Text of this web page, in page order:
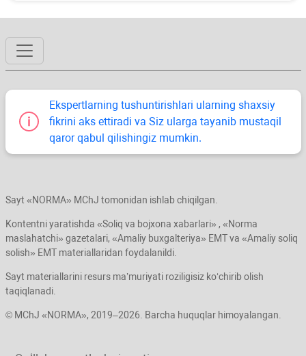
Ekspertlarning tushuntirishlari ularning shaхsiy
fikrini aks ettiradi va Siz ularga tayanib mustaqil
qaror qabul qilishingiz mumkin.
Sayt «NORMA» MChJ tomonidan ishlab chiqilgan.
Kontentni yaratishda «Soliq va bojхona хabarlari» , «Norma
maslahatchi» gazetalari, «Amaliy buхgalteriya» EMT va «Amaliy soliq
solish» EMT materiallaridan foydalanildi.
Sayt materiallarini resurs ma’muriyati roziligisiz koʻchirib olish
taqiqlanadi.
© MChJ «NORMA», 2019–2026. Barcha huquqlar himoyalangan.